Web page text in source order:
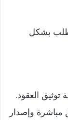
بشكل
العقود.
مباشرة وإصدار